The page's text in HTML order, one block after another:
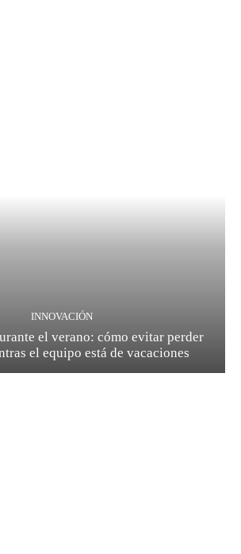
INNOVACIÓN
el verano: cómo evitar perder
el equipo está de vacaciones